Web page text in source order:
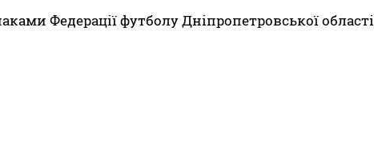
Федерації футболу Дніпропетровської області